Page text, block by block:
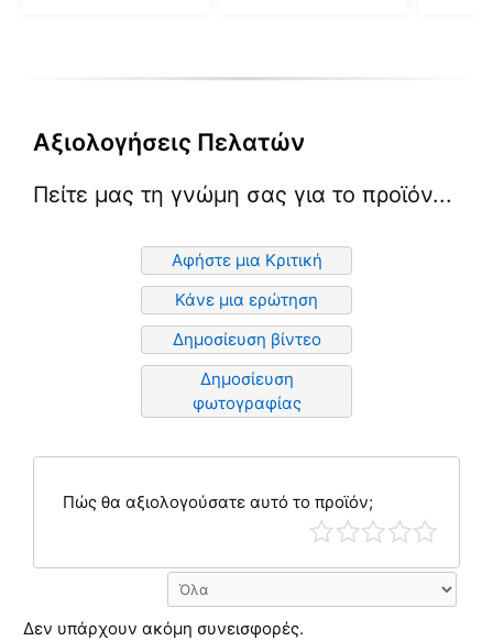
Αξιολογήσεις Πελατών
Πείτε μας τη γνώμη σας για το προϊόν...
Αφήστε μια Κριτική
Κάνε μια ερώτηση
Δημοσίευση βίντεο
Δημοσίευση
φωτογραφίας
Πώς θα αξιολογούσατε αυτό το προϊόν;
Δεν υπάρχουν ακόμη συνεισφορές.